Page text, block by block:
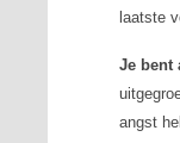
laatste
Je bent
angst